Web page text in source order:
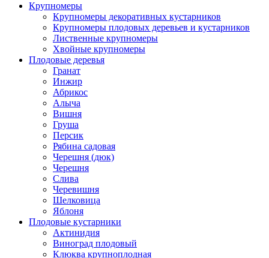
Крупномеры
Крупномеры декоративных кустарников
Крупномеры плодовых деревьев и кустарников
Лиственные крупномеры
Хвойные крупномеры
Плодовые деревья
Гранат
Инжир
Абрикос
Алыча
Вишня
Груша
Персик
Рябина садовая
Черешня (дюк)
Черешня
Слива
Черевишня
Шелковица
Яблоня
Плодовые кустарники
Актинидия
Виноград плодовый
Клюква крупноплодная